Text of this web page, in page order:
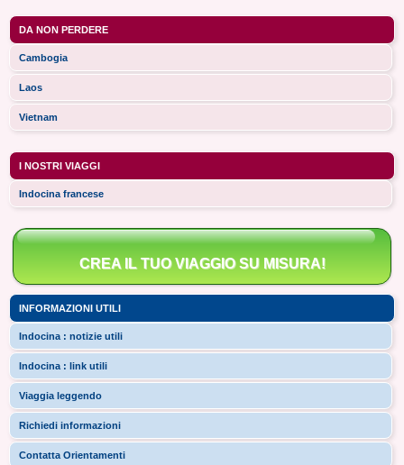
DA NON PERDERE
Cambogia
Laos
Vietnam
I NOSTRI VIAGGI
Indocina francese
CREA IL TUO VIAGGIO SU MISURA!
INFORMAZIONI UTILI
Indocina : notizie utili
Indocina : link utili
Viaggia leggendo
Richiedi informazioni
Contatta Orientamenti